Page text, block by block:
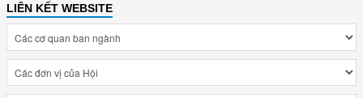
LIÊN KẾT WEBSITE